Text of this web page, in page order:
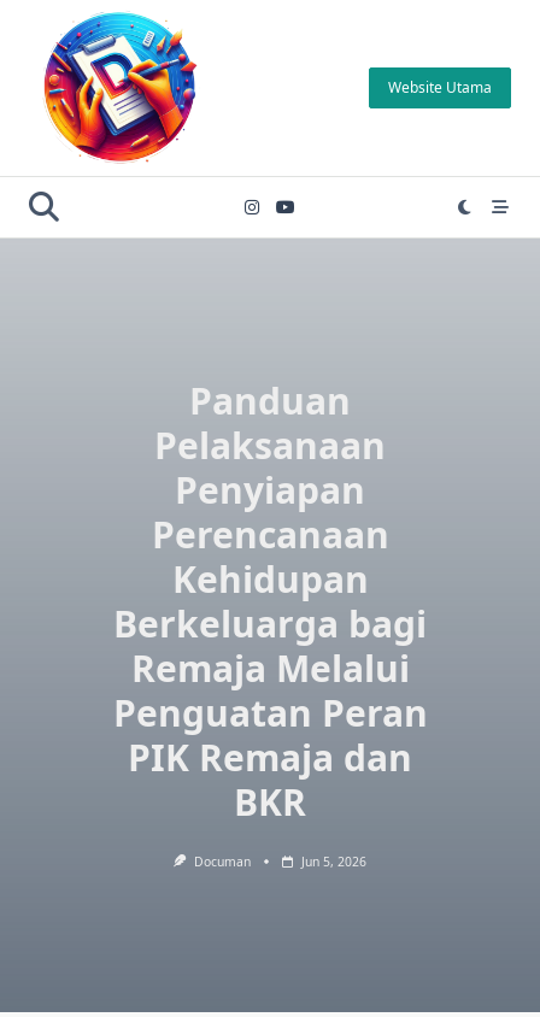
content
Website Utama
Panduan
Pelaksanaan
Penyiapan
Perencanaan
Kehidupan
Berkeluarga bagi
Remaja Melalui
Penguatan Peran
PIK Remaja dan
BKR
Documan Jun 5, 2026